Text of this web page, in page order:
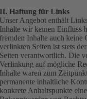
II. Haftung für Links
Unser Angebot enthält
Inhalte wir keinen Einfluss
fremden Inhalte auch keine
verlinkten Seiten ist stets
Seiten verantwortlich. Die
Verlinkung auf mögliche
Inhalte waren zum
permanente inhaltliche
konkrete Anhaltspunkte